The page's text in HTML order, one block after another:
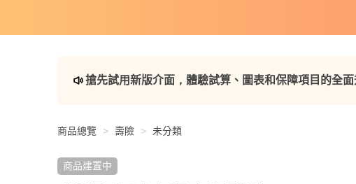
搶先試用新版介面，體驗試算、圖表和保障項目的全面
商品總覽 壽險 未分類
商品建置中